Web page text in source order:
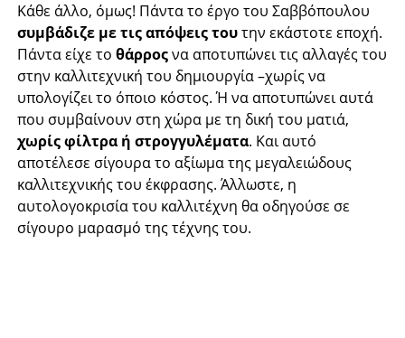
Κάθε άλλο, όμως! Πάντα το έργο του Σαββόπουλου
συμβάδιζε με τις απόψεις τουτην εκάστοτε εποχή.
Πάντα είχε τοθάρροςνα αποτυπώνει τις αλλαγές του
στην καλλιτεχνική του δημιουργία –χωρίς να
υπολογίζει το όποιο κόστος. Ή να αποτυπώνει αυτά
που συμβαίνουν στη χώρα με τη δική του ματιά,
χωρίς φίλτρα ή στρογγυλέματα. Και αυτό
αποτέλεσε σίγουρα το αξίωμα της μεγαλειώδους
καλλιτεχνικής του έκφρασης. Άλλωστε, η
αυτολογοκρισία του καλλιτέχνη θα οδηγούσε σε
σίγουρο μαρασμό της τέχνης του.